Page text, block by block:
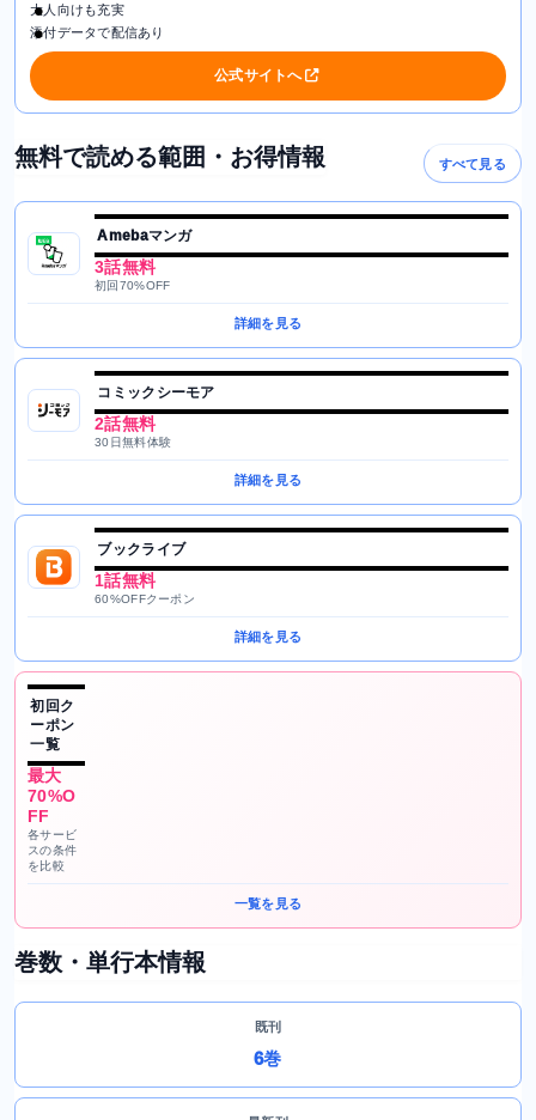
大人向けも充実
添付データで配信あり
公式サイトへ
無料で読める範囲・お得情報 すべて見る
Amebaマンガ
3話無料
初回70%OFF
詳細を見る
コミックシーモア
2話無料
30日無料体験
詳細を見る
ブックライブ
1話無料
60%OFFクーポン
詳細を見る
初回ク
ーポン
一覧
最大
70%O
FF
各サービ
スの条件
を比較
一覧を見る
巻数・単行本情報
既刊
6巻